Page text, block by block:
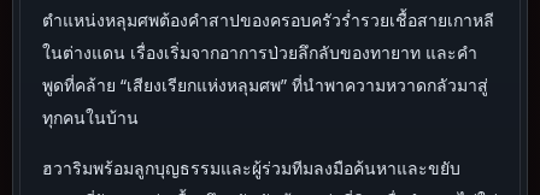
ตำแหน่งหลุมศพต้องคำสาปของครอบครัวร่ำรวยเชื้อสายเกาหลี
ในต่างแดน เรื่องเริ่มจากอาการป่วยลึกลับของทายาท และคำ
พูดที่คล้าย “เสียงเรียกแห่งหลุมศพ” ที่นำพาความหวาดกลัวมาสู่
ทุกคนในบ้าน
ฮวาริมพร้อมลูกบุญธรรมและผู้ร่วมทีมลงมือค้นหาและขยับ